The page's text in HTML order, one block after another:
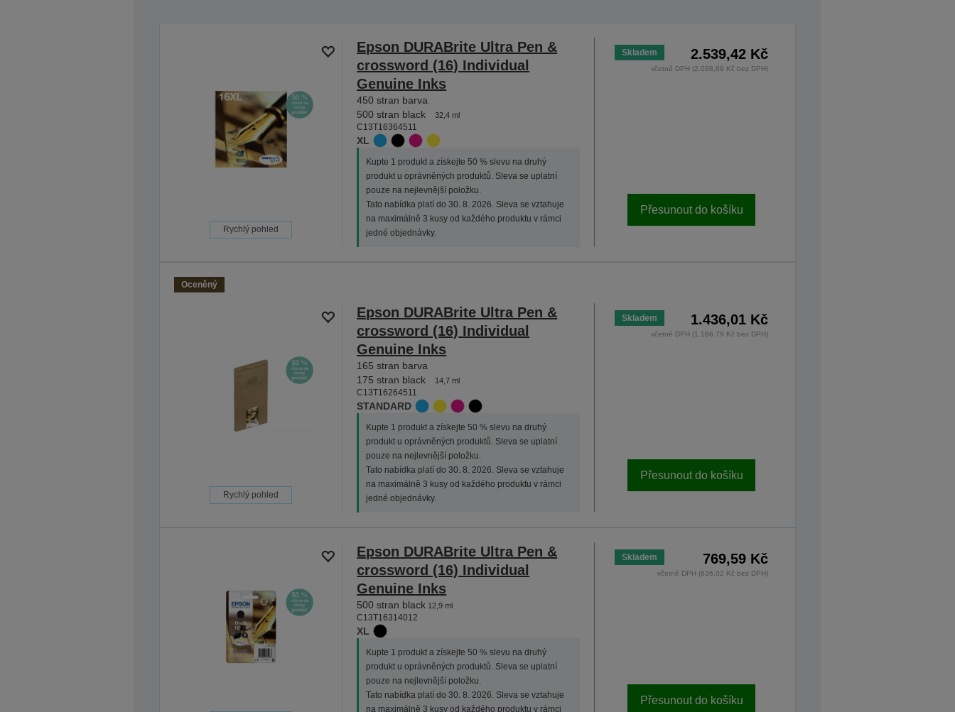
Rychlý pohled
Epson DURABrite Ultra Pen &
crossword (16) Individual
Genuine Inks
450 stran barva
500 stran black
32,4 ml
C13T16364511
XL
Kupte 1 produkt a získejte 50 % slevu na druhý
produkt u oprávněných produktů. Sleva se uplatní
pouze na nejlevnější položku.
Tato nabídka platí do 30. 8. 2026. Sleva se vztahuje
na maximálně 3 kusy od každého produktu v rámci
jedné objednávky.
Skladem 2.539,42 Kč
včetně DPH (2.098,69 Kč bez DPH)
Přesunout do košíku
Oceněný
Rychlý pohled
Epson DURABrite Ultra Pen &
crossword (16) Individual
Genuine Inks
165 stran barva
175 stran black
14,7 ml
C13T16264511
STANDARD
Kupte 1 produkt a získejte 50 % slevu na druhý
produkt u oprávněných produktů. Sleva se uplatní
pouze na nejlevnější položku.
Tato nabídka platí do 30. 8. 2026. Sleva se vztahuje
na maximálně 3 kusy od každého produktu v rámci
jedné objednávky.
Skladem 1.436,01 Kč
včetně DPH (1.186,79 Kč bez DPH)
Přesunout do košíku
Epson DURABrite Ultra Pen &
crossword (16) Individual
Genuine Inks
500 stran black 12,9 ml
C13T16314012
XL
Kupte 1 produkt a získejte 50 % slevu na druhý
produkt u oprávněných produktů. Sleva se uplatní
pouze na nejlevnější položku.
Tato nabídka platí do 30. 8. 2026. Sleva se vztahuje
na maximálně 3 kusy od každého produktu v rámci
Skladem 769,59 Kč
včetně DPH (636,02 Kč bez DPH)
Přesunout do košíku